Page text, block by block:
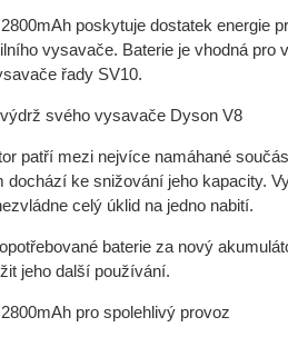
poskytuje dostatek energie
vysavače. Baterie je vhodná pro
řady SV10.
svého vysavače Dyson V8
patří mezi nejvíce namáhané
dochází ke snižování jeho kapacity.
celý úklid na jedno nabití.
baterie za nový
jeho další používání.
pro spolehlivý provoz